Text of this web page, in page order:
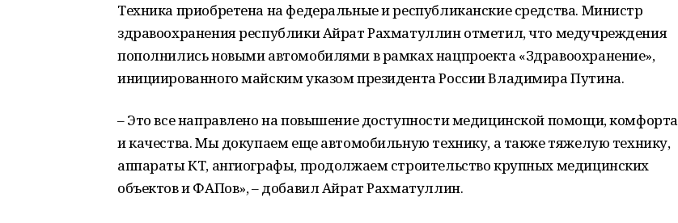
Техника приобретена на федеральные и республиканские средства. Министр
здравоохранения республики Айрат Рахматуллин отметил, что медучреждения
пополнились новыми автомобилями в рамках нацпроекта «Здравоохранение»,
инициированного майским указом президента России Владимира Путина.
– Это все направлено на повышение доступности медицинской помощи, комфорта
и качества. Мы докупаем еще автомобильную технику, а также тяжелую технику,
аппараты КТ, ангиографы, продолжаем строительство крупных медицинских
объектов и ФАПов»,– добавил Айрат Рахматуллин.